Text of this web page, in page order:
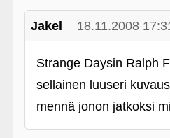
Jakel 18.11.2008
Strange Daysin Ralph
sellainen luuseri
mennä jonon jatkoksi